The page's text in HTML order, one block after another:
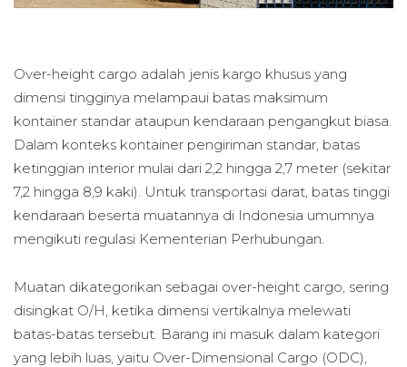
Over-height cargo adalah jenis kargo khusus yang
dimensi tingginya melampaui batas maksimum
kontainer standar ataupun kendaraan pengangkut biasa.
Dalam konteks kontainer pengiriman standar, batas
ketinggian interior mulai dari 2,2 hingga 2,7 meter (sekitar
7,2 hingga 8,9 kaki). Untuk transportasi darat, batas tinggi
kendaraan beserta muatannya di Indonesia umumnya
mengikuti regulasi Kementerian Perhubungan.
Muatan dikategorikan sebagai over-height cargo, sering
disingkat O/H, ketika dimensi vertikalnya melewati
batas-batas tersebut. Barang ini masuk dalam kategori
yang lebih luas, yaitu Over-Dimensional Cargo (ODC),